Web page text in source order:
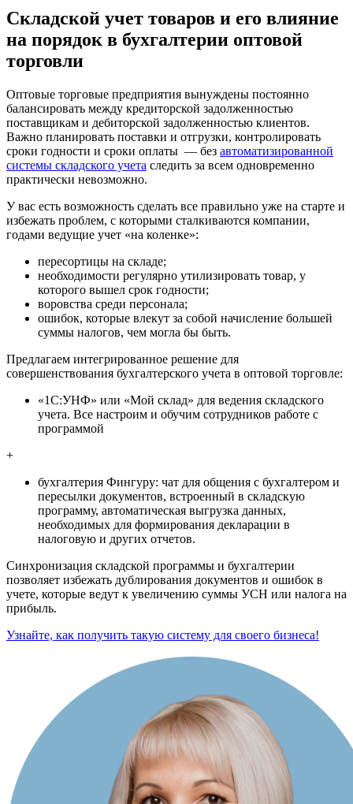
Складской учет товаров и его влияние
на порядок в бухгалтерии оптовой
торговли
Оптовые торговые предприятия вынуждены постоянно
балансировать между кредиторской задолженностью
поставщикам и дебиторской задолженностью клиентов.
Важно планировать поставки и отгрузки, контролировать
сроки годности и сроки оплаты — без автоматизированной
системы складского учета следить за всем одновременно
практически невозможно.
У вас есть возможность сделать все правильно уже на старте и
избежать проблем, с которыми сталкиваются компании,
годами ведущие учет «на коленке»:
пересортицы на складе;
необходимости регулярно утилизировать товар, у
которого вышел срок годности;
воровства среди персонала;
ошибок, которые влекут за собой начисление большей
суммы налогов, чем могла бы быть.
Предлагаем интегрированное решение для
совершенствования бухгалтерского учета в оптовой торговле:
«1С:УНФ» или «Мой склад» для ведения складского
учета. Все настроим и обучим сотрудников работе с
программой
+
бухгалтерия Фингуру: чат для общения с бухгалтером и
пересылки документов, встроенный в складскую
программу, автоматическая выгрузка данных,
необходимых для формирования декларации в
налоговую и других отчетов.
Синхронизация складской программы и бухгалтерии
позволяет избежать дублирования документов и ошибок в
учете, которые ведут к увеличению суммы УСН или налога на
прибыль.
Узнайте, как получить такую систему для своего бизнеса!